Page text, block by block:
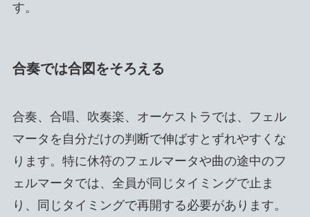
す。
合奏では合図をそろえる
合奏、合唱、吹奏楽、オーケストラでは、フェル
マータを自分だけの判断で伸ばすとずれやすくな
ります。特に休符のフェルマータや曲の途中のフ
ェルマータでは、全員が同じタイミングで止ま
り、同じタイミングで再開する必要があります。